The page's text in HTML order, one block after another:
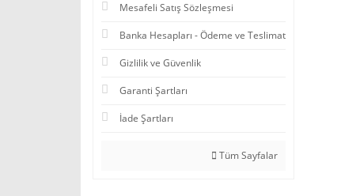
Mesafeli Satış Sözleşmesi
Banka Hesapları - Ödeme ve Teslimat
Gizlilik ve Güvenlik
Garanti Şartları
İade Şartları
Tüm Sayfalar